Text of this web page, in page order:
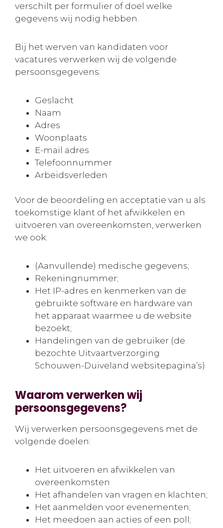
verschilt per formulier of doel welke
gegevens wij nodig hebben.
Bij het werven van kandidaten voor
vacatures verwerken wij de volgende
persoonsgegevens:
Geslacht
Naam
Adres
Woonplaats
E-mail adres
Telefoonnummer
Arbeidsverleden
Voor de beoordeling en acceptatie van u als
toekomstige klant of het afwikkelen en
uitvoeren van overeenkomsten, verwerken
we ook:
(Aanvullende) medische gegevens;
Rekeningnummer;
Het IP-adres en kenmerken van de
gebruikte software en hardware van
het apparaat waarmee u de website
bezoekt;
Handelingen van de gebruiker (de
bezochte Uitvaartverzorging
Schouwen-Duiveland websitepagina’s)
Waarom verwerken wij
persoonsgegevens?
Wij verwerken persoonsgegevens met de
volgende doelen:
Het uitvoeren en afwikkelen van
overeenkomsten
Het afhandelen van vragen en klachten;
Het aanmelden voor evenementen;
Het meedoen aan acties of een poll;